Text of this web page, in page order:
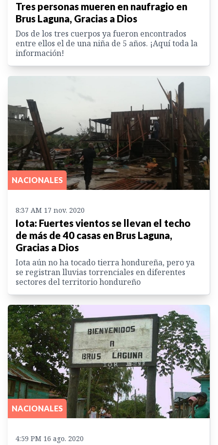
Tres personas mueren en naufragio en
Brus Laguna, Gracias a Dios
Dos de los tres cuerpos ya fueron encontrados
entre ellos el de una niña de 5 años. ¡Aquí toda la
información!
NACIONALES
8:37 AM 17 nov. 2020
Iota: Fuertes vientos se llevan el techo
de más de 40 casas en Brus Laguna,
Gracias a Dios
Iota aún no ha tocado tierra hondureña, pero ya
se registran lluvias torrenciales en diferentes
sectores del territorio hondureño
NACIONALES
4:59 PM 16 ago. 2020